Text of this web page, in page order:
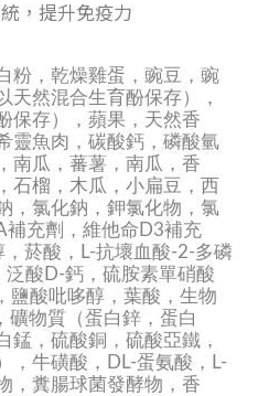
，提升免疫力
粉，乾燥雞蛋，豌豆，豌
天然混合生育酚保存），
保存），蘋果，天然香
靈魚肉，碳酸鈣，磷酸氫
南瓜，蕃薯，南瓜，香
石榴，木瓜，小扁豆，西
，氯化鈉，鉀氯化物，氯
補充劑，維他命D3補充
菸酸，L-抗壞血酸-2-多磷
酸D-鈣，硫胺素單硝酸
鹽酸吡哆醇，葉酸，生物
礦物質（蛋白鋅，蛋白
錳，硫酸銅，硫酸亞鐵，
，牛磺酸，DL-蛋氨酸，L-
，糞腸球菌發酵物，香